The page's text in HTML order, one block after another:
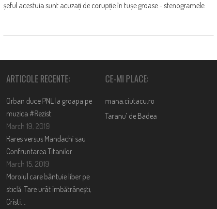
șeful acestuia sunt acuzați de corupție în tușe groase - stenogramele
ARTICOLE RECENTE:
Orban duce PNL la groapa pe
muzica #Rezist
March 19, 2019
Rares versus Mandachi sau
Confruntarea Titanilor
March 15, 2019
Moroiul care bântuie liber pe
sticlă. Tare urât îmbătrânești,
Cristi….
CE-MI PLACE:
mana.ciutacu.ro
Taranu’ de Badea